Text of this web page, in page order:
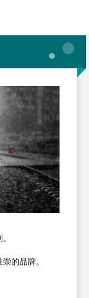
的品牌。